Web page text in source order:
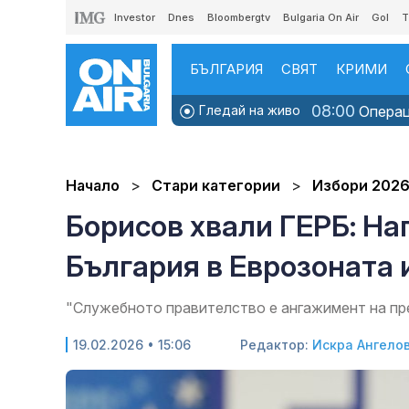
Investor Dnes Bloombergtv Bulgaria On Air Gol
БЪЛГАРИЯ СВЯТ КРИМИ
Гледай на живо 08:00
Начало Стари категории Избори 2026
Борисов хвали ГЕРБ:
България в Еврозоната
"Служебното правителство е ангажимент на
19.02.2026 • 15:06 Редактор: Искра